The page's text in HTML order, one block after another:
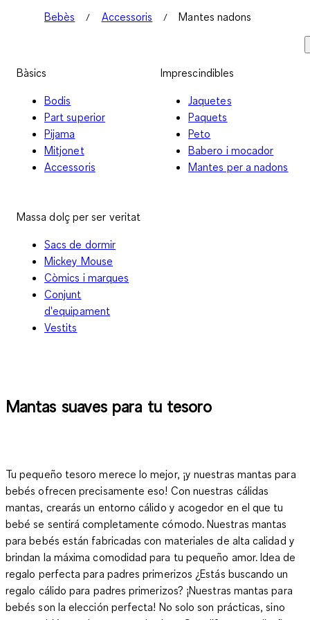
Bebès Accessoris Mantes nadons
Bàsics
Bodis
Part superior
Pijama
Mitjonet
Accessoris
Imprescindibles
Jaquetes
Paquets
Peto
Babero i mocador
Mantes per a nadons
Massa dolç per ser veritat
Sacs de dormir
Mickey Mouse
Còmics i marques
Conjunt
d'equipament
Vestits
Mantas suaves para tu tesoro
Tu pequeño tesoro merece lo mejor, ¡y nuestras mantas para
bebés ofrecen precisamente eso! Con nuestras cálidas
mantas, crearás un entorno cálido y acogedor en el que tu
bebé se sentirá completamente cómodo. Nuestras mantas
para bebés están fabricadas con materiales de alta calidad y
brindan la máxima comodidad para tu pequeño amor. Idea de
regalo perfecta para padres primerizos ¿Estás buscando un
regalo cálido para padres primerizos? ¡Nuestras mantas para
bebés son la elección perfecta! No solo son prácticas, sino